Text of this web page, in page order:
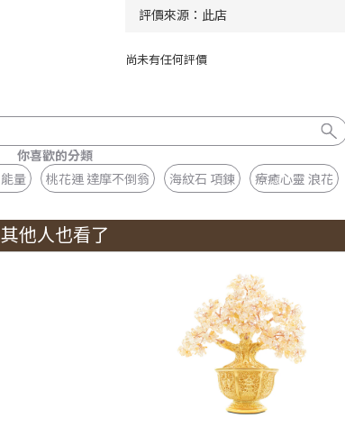
尚未有任何評價
你喜歡的分類
量 桃花運 達摩不倒翁 海紋石 項鍊 療癒心靈 浪花
其他人也看了